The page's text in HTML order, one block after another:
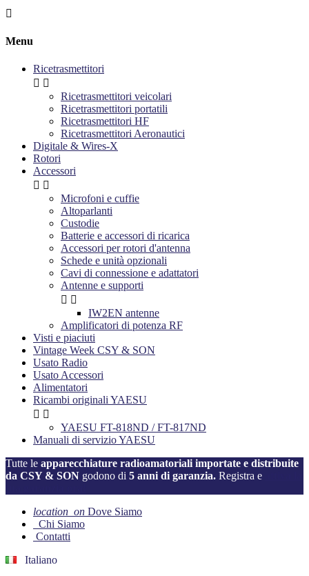

Menu
Ricetrasmettitori
 
Ricetrasmettitori veicolari
Ricetrasmettitori portatili
Ricetrasmettitori HF
Ricetrasmettitori Aeronautici
Digitale & Wires-X
Rotori
Accessori
 
Microfoni e cuffie
Altoparlanti
Custodie
Batterie e accessori di ricarica
Accessori per rotori d'antenna
Schede e unità opzionali
Cavi di connessione e adattatori
Antenne e supporti
 
IW2EN antenne
Amplificatori di potenza RF
Visti e piaciuti
Vintage Week CSY & SON
Usato Radio
Usato Accessori
Alimentatori
Ricambi originali YAESU
 
YAESU FT-818ND / FT-817ND
Manuali di servizio YAESU
Tutte le apparecchiature radioamatoriali importate e distribuite
da CSY & SON godono di 5 anni di garanzia. Registra e
location_on Dove Siamo
Chi Siamo
Contatti
Italiano